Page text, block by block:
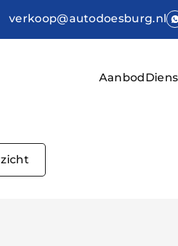
verkoop@autodoesburg.nl
Aanbod